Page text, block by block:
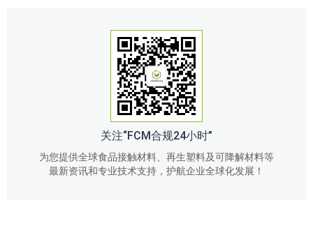
关注“FCM合规24小时”
为您提供全球食品接触材料、再生塑料及可降解材料等
最新资讯和专业技术支持，护航企业全球化发展！